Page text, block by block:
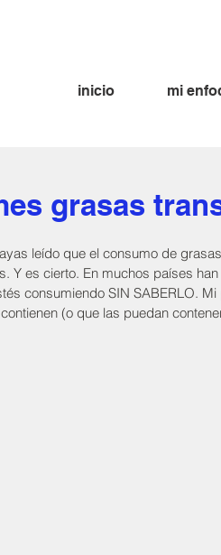
inicio mi
grasas
leído que el consumo de
Y es cierto. En muchos países
consumiendo SIN SABERLO.
(o que las puedan